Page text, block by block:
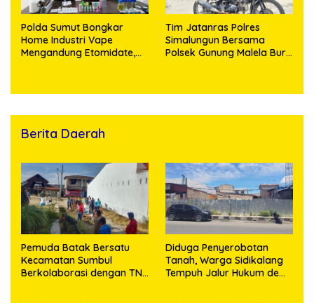
Polda Sumut Bongkar
Home Industri Vape
Mengandung Etomidate,
Tim Jatanras Polres
Simalungun Bersama
Polsek Gunung Malela Buru
Berita Daerah
Pemuda Batak Bersatu
Kecamatan Sumbul
Berkolaborasi dengan TNI
Diduga Penyerobotan
Tanah, Warga Sidikalang
Tempuh Jalur Hukum demi